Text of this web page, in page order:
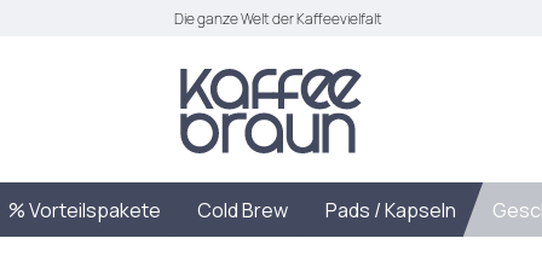
Die ganze Welt der Kaffeevielfalt
% Vorteilspakete Cold Brew Pads / Kapseln